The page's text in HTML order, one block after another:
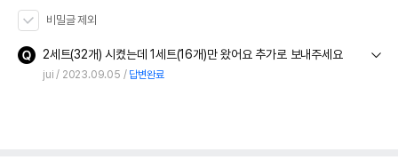
비밀글 제외
2세트(32개) 시켰는데 1세트(16개)만 왔어요 추가로 보내주세요
jui 2023.09.05 답변완료